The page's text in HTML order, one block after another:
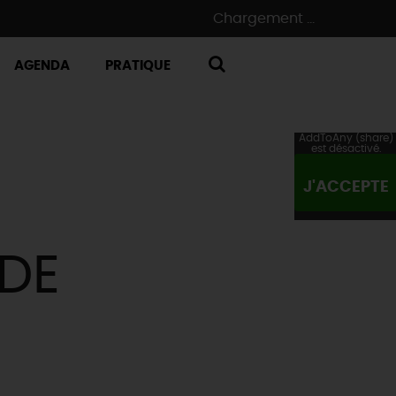
Chargement ...
AGENDA PRATIQUE
AddToAny (share)
est désactivé.
J'ACCEPTE